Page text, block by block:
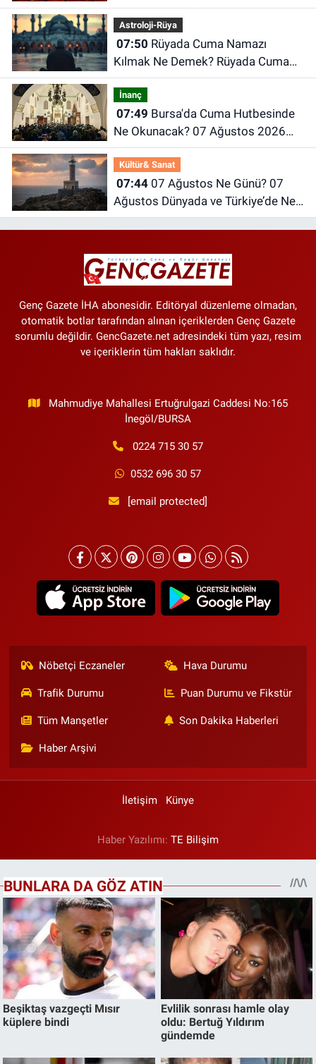
Astroloji-Rüya
07:50
Kılmak Ne Demek? Rüyada Cuma
Günü Ne Anlama Gelir?
İnanç
07:49
Ne Okunacak? 07 Ağustos 2026
Cuma Hutbesi
Kültür& Sanat
07:4407 Ağustos Ne Günü? 07
Ağustos Dünyada ve Türkiye’de Ne
Günü? 07 Ağustos Ne Burcu?
Genç Gazete İHA abonesidir. Editöryal düzenleme olmadan,
otomatik botlar tarafından alınan içeriklerden Genç Gazete
sorumlu değildir. GencGazete.net adresindeki tüm yazı, resim
ve içeriklerin tüm hakları saklıdır.
Mahmudiye Mahallesi Ertuğrulgazi Caddesi No:165
İnegöl/BURSA
0224 715 30 57
0532 696 30 57
[email protected]
Nöbetçi Eczaneler Hava Durumu
Trafik Durumu Puan Durumu ve Fikstür
Tüm Manşetler Son Dakika Haberleri
Haber Arşivi
İletişim Künye
Haber Yazılımı: TE Bilişim